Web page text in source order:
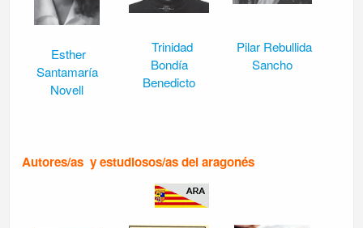
Esther
Santamaría
Novell
Trinidad
Bondía
Benedicto
Pilar Rebullida
Sancho
Autores/as y estudiosos/as del aragonés